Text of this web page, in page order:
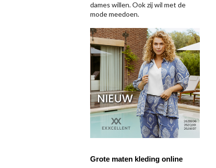
dames willen. Ook zij wil met de
mode meedoen.
Grote maten kleding online